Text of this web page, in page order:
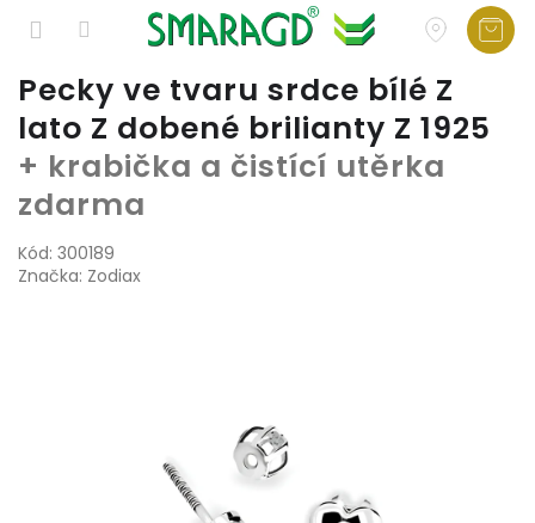
Přejít
obsah
Pecky ve tvaru srdce bílé Z
lato Z dobené brilianty Z 1925
+ krabička a čistící utěrka
zdarma
Kód: 300189
Značka: Zodiax